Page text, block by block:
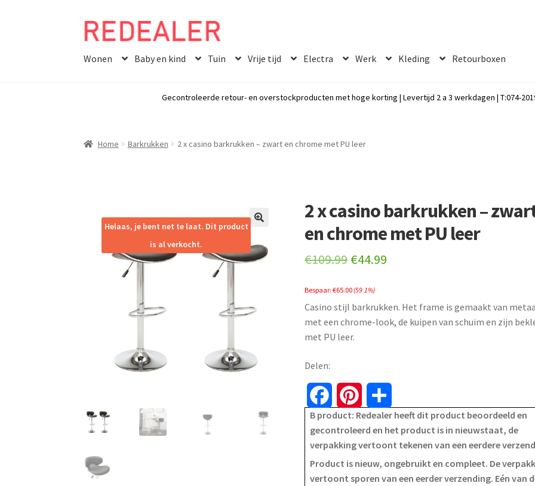
Skip
navigation
Skip
content
Wonen Baby en kind Tuin Vrije tijd Electra Werk Kleding Retourboxen
Gecontroleerde retour- en overstockproducten met hoge korting | Levertijd 2 a 3 werkdagen | T:074-
Home Barkrukken 2 x casino barkrukken – zwart en chrome met PU leer
Helaas, je bent net te laat. Dit product
is al verkocht.
2 x casino barkrukken –
en chrome met PU leer
€109.99 Original
was:
€109.99.
€44.99
is:
€44.99.
Bespaar:€65.00(59.1%)
Casino stijl barkrukken. Het frame is gemaakt van
met een chrome-look, de kuipen van schuim en zijn
met PU leer.
Delen:
a
c
e
i
n
t
h
a
r
B product: Redealer heeft dit product beoordeeld en
gecontroleerd en het product is in nieuwstaat, de
verpakking vertoont tekenen van een eerdere
Product is nieuw, ongebruikt en compleet. De
vertoont sporen van een eerder verzending. Eén van